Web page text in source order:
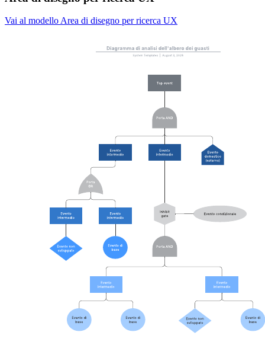
Vai al modello Area di disegno per ricerca UX